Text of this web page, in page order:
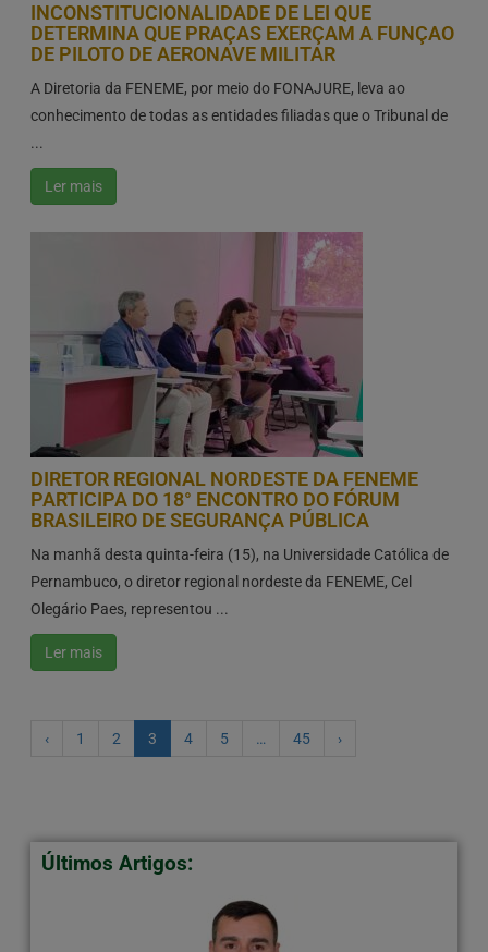
INCONSTITUCIONALIDADE DE LEI QUE
DETERMINA QUE PRAÇAS EXERÇAM A FUNÇAO
DE PILOTO DE AERONAVE MILITAR
A Diretoria da FENEME, por meio do FONAJURE, leva ao
conhecimento de todas as entidades filiadas que o Tribunal de
...
Ler mais
DIRETOR REGIONAL NORDESTE DA FENEME
PARTICIPA DO 18° ENCONTRO DO FÓRUM
BRASILEIRO DE SEGURANÇA PÚBLICA
Na manhã desta quinta-feira (15), na Universidade Católica de
Pernambuco, o diretor regional nordeste da FENEME, Cel
Olegário Paes, representou ...
Ler mais
‹ 1 2 3 4 5 … 45 ›
Últimos Artigos: